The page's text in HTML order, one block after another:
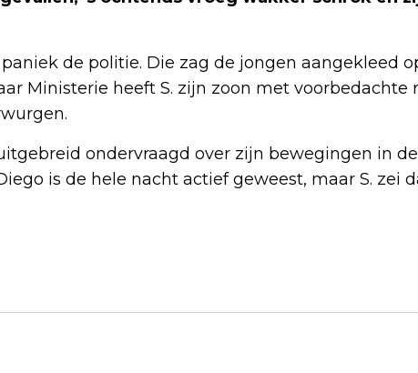
de politie. Die zag de jongen aangekleed
Ministerie heeft S. zijn zoon met voorbedachte
ondervraagd over zijn bewegingen in
is de hele nacht actief geweest, maar S. zei
OP
VADER HOUDT VAST AAN